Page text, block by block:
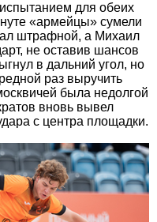
для обеих
«армейцы» сумели
штрафной, а Михаил
не оставив шансов
в дальний угол, но
раз выручить
была недолгой
вновь вывел
с центра площадки.